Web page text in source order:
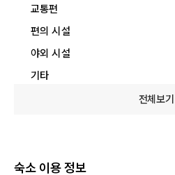
교통편
편의 시설
야외 시설
기타
전체보기
숙소 이용 정보